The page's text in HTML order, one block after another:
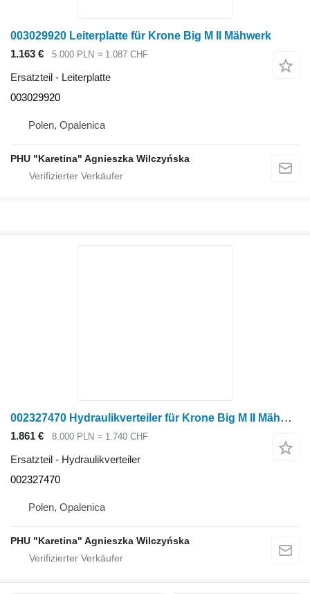
003029920 Leiterplatte für Krone Big M II Mähwerk
1.163 €
5.000 PLN ≈ 1.087 CHF
Ersatzteil - Leiterplatte
003029920
Polen, Opalenica
PHU "Karetina" Agnieszka Wilczyńska
002327470 Hydraulikverteiler für Krone Big M II Mähwerk
1.861 € 8.000 PLN ≈ 1.740 CHF
Ersatzteil - Hydraulikverteiler
002327470
Polen, Opalenica
PHU "Karetina" Agnieszka Wilczyńska